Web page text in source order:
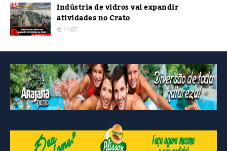
Indústria de vidros vai expandir
atividades no Crato
11:07